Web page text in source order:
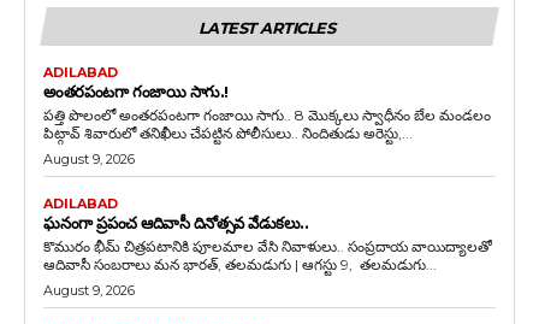
LATEST ARTICLES
ADILABAD
అంతరపంటగా గంజాయి సాగు.!
పత్తి పొలంలో అంతరపంటగా గంజాయి సాగు.. 8 మొక్కలు స్వాధీనం బేల మండలం
పిట్గావ్ శివారులో తనిఖీలు చేపట్టిన పోలీసులు.. నిందితుడు అరెస్టు,...
August 9, 2026
ADILABAD
ఘనంగా ప్రపంచ ఆదివాసీ దినోత్సవ వేడుకలు..
కొమురం భీమ్ చిత్రపటానికి పూలమాల వేసి నివాళులు.. సంప్రదాయ వాయిద్యాలతో
ఆదివాసీ సంబరాలు మన భారత్, తలమడుగు | ఆగస్టు 9, తలమడుగు...
August 9, 2026